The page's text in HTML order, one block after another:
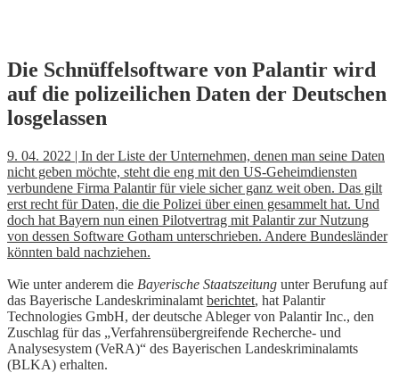
Skip
to
content
Die Schnüffelsoftware von Palantir wird
auf die polizeilichen Daten der Deutschen
losgelassen
9. 04. 2022 | In der Liste der Unternehmen, denen man seine Daten
nicht geben möchte, steht die eng mit den US-Geheimdiensten
verbundene Firma Palantir für viele sicher ganz weit oben. Das gilt
erst recht für Daten, die die Polizei über einen gesammelt hat. Und
doch hat Bayern nun einen Pilotvertrag mit Palantir zur Nutzung
von dessen Software Gotham unterschrieben. Andere Bundesländer
könnten bald nachziehen.
Wie unter anderem die Bayerische Staatszeitung unter Berufung auf
das Bayerische Landeskriminalamt berichtet, hat Palantir
Technologies GmbH, der deutsche Ableger von Palantir Inc., den
Zuschlag für das „Verfahrensübergreifende Recherche- und
Analysesystem (VeRA)“ des Bayerischen Landeskriminalamts
(BLKA) erhalten.